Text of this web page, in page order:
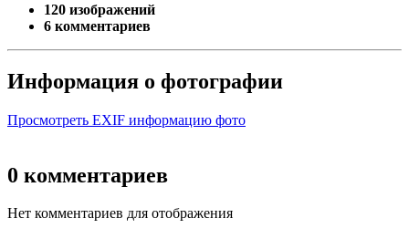
120 изображений
6 комментариев
Информация о фотографии
Просмотреть EXIF информацию фото
0 комментариев
Нет комментариев для отображения